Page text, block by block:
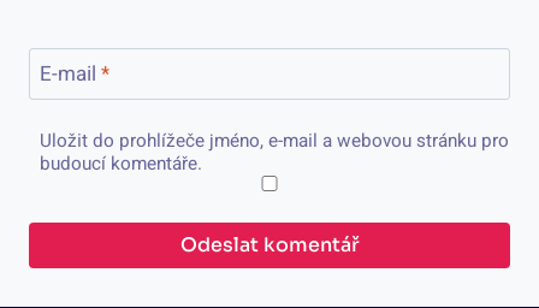
E-mail *
Uložit do prohlížeče jméno, e-mail a webovou stránku pro
budoucí komentáře.